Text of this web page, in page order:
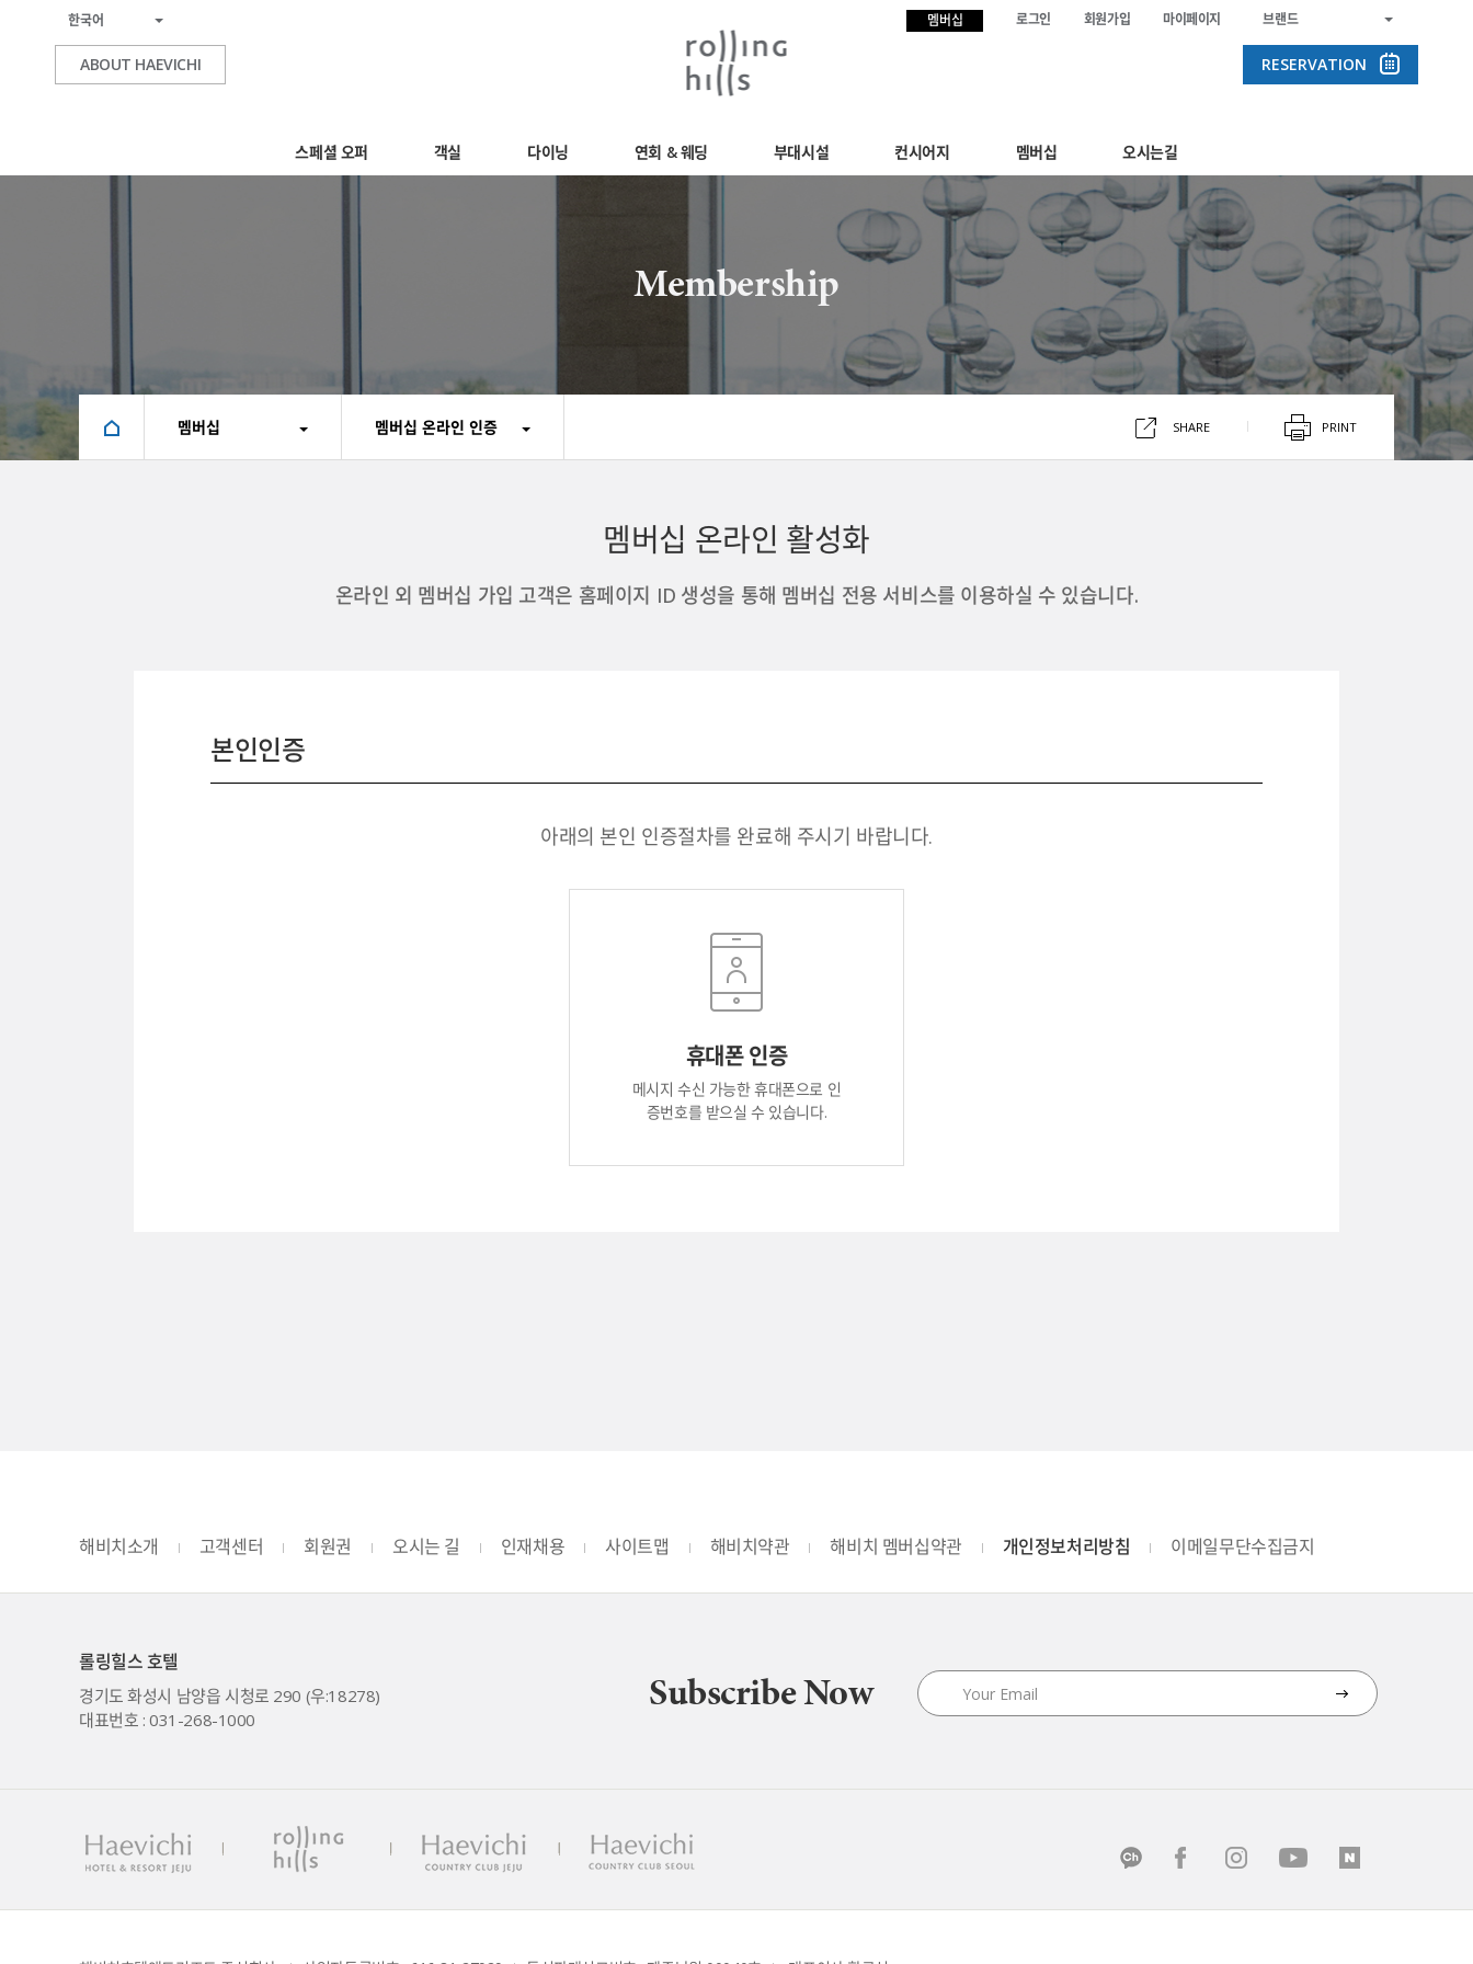
한국어
ABOUT HAEVICHI
멤버십 로그인 회원가입 마이페이지 브랜드
RESERVATION
스페셜 오퍼 객실 다이닝 연회 & 웨딩 부대시설 컨시어지 멤버십 오시는길
Membership
멤버십 멤버십 온라인 인증 SHARE PRINT
멤버십 온라인 활성화
온라인 외 멤버십 가입 고객은 홈페이지 ID 생성을 통해 멤버십 전용 서비스를 이용하실 수 있습니다.
본인인증
아래의 본인 인증절차를 완료해 주시기 바랍니다.
휴대폰 인증
메시지 수신 가능한 휴대폰으로 인
증번호를 받으실 수 있습니다.
해비치소개 고객센터 회원권 오시는 길 인재채용 사이트맵 해비치약관 해비치 멤버십약관 개인정보처리방침 이메일무단수집금지
롤링힐스 호텔
경기도 화성시 남양읍 시청로 290 (우:18278)
대표번호 : 031-268-1000
Subscribe Now